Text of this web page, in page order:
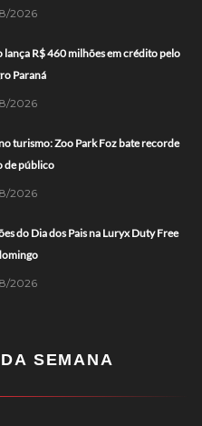
2026
lança R$ 460 milhões em crédito pelo
Paraná
2026
turismo: Zoo Park Foz bate recorde
de público
2026
do Dia dos Pais na Luryx Duty Free
2026
SEMANA